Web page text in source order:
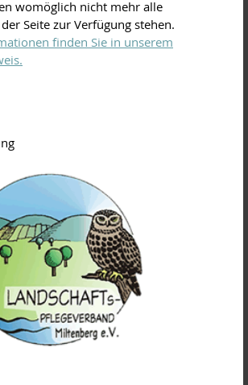
womöglich nicht mehr alle
Seite zur Verfügung stehen.
finden Sie in unserem
und
von
2020 wird in Theorie und Praxis die
von Landschaftsobstbäumen im
die Neuanlage einer
und vor allem auch ein gutes Gespür
vermittelt.
an alle Streuobstliebhaber, die den
sowie die Pflege von Obstbäumen
zum zertifizierten